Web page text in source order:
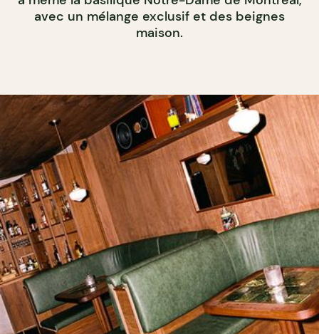
avec un mélange exclusif et des beignes
maison.